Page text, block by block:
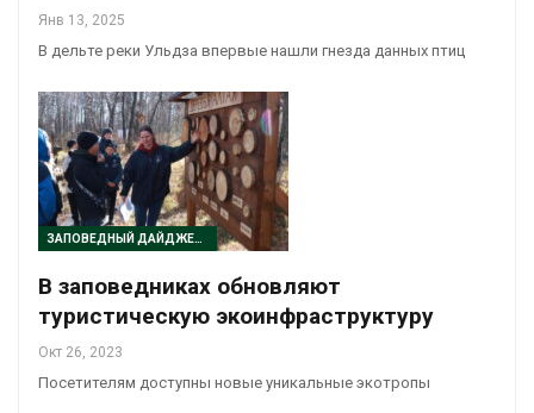
Янв 13, 2025
В дельте реки Ульдза впервые нашли гнезда данных птиц
ЗАПОВЕДНЫЙ ДАЙДЖЕСТ
В заповедниках обновляют
туристическую экоинфраструктуру
Окт 26, 2023
Посетителям доступны новые уникальные экотропы